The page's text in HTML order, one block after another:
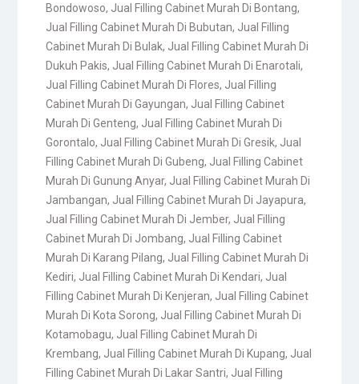
Bondowoso, Jual Filling Cabinet Murah Di Bontang,
Jual Filling Cabinet Murah Di Bubutan, Jual Filling
Cabinet Murah Di Bulak, Jual Filling Cabinet Murah Di
Dukuh Pakis, Jual Filling Cabinet Murah Di Enarotali,
Jual Filling Cabinet Murah Di Flores, Jual Filling
Cabinet Murah Di Gayungan, Jual Filling Cabinet
Murah Di Genteng, Jual Filling Cabinet Murah Di
Gorontalo, Jual Filling Cabinet Murah Di Gresik, Jual
Filling Cabinet Murah Di Gubeng, Jual Filling Cabinet
Murah Di Gunung Anyar, Jual Filling Cabinet Murah Di
Jambangan, Jual Filling Cabinet Murah Di Jayapura,
Jual Filling Cabinet Murah Di Jember, Jual Filling
Cabinet Murah Di Jombang, Jual Filling Cabinet
Murah Di Karang Pilang, Jual Filling Cabinet Murah Di
Kediri, Jual Filling Cabinet Murah Di Kendari, Jual
Filling Cabinet Murah Di Kenjeran, Jual Filling Cabinet
Murah Di Kota Sorong, Jual Filling Cabinet Murah Di
Kotamobagu, Jual Filling Cabinet Murah Di
Krembang, Jual Filling Cabinet Murah Di Kupang, Jual
Filling Cabinet Murah Di Lakar Santri, Jual Filling